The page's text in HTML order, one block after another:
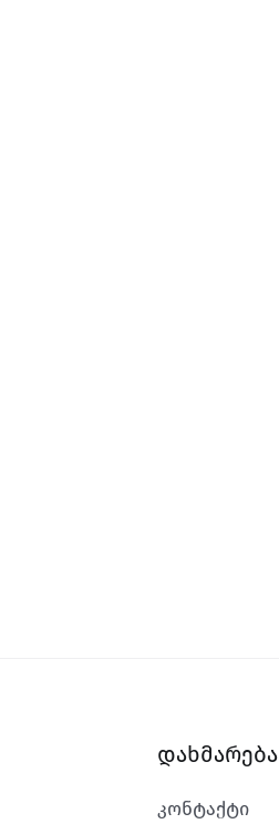
დახმარება
კონტაქტი